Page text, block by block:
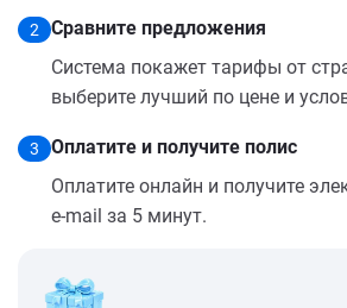
2
Сравните предложения
Система покажет тарифы от
выберите лучший по цене и
3
Оплатите и получите полис
Оплатите онлайн и получите
e-mail за 5 минут.